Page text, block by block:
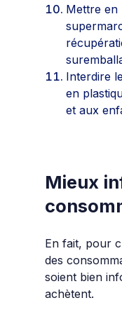
Mettre en
Interdire
en
et aux
Mieux
En fait, pour
des
soient bien
achètent.